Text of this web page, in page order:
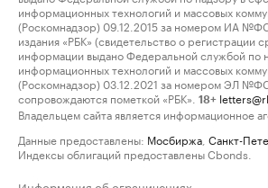
информационных технологий и массовых
(Роскомнадзор) 09.12.2015 за номером ИА
издания «РБК» (свидетельство о регистрации
информации выдано Федеральной службой по
информационных технологий и массовых
(Роскомнадзор) 03.12.2021 за номером ЭЛ
сопровождаются пометкой «РБК».
18+
Владельцем сайта является информационное
Данные предоставлены: Мосбиржа Санкт-
Индексы облигаций предоставлены Cbonds.